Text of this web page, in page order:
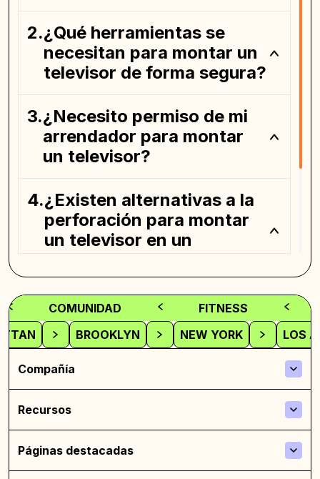
¿Qué herramientas se
necesitan para montar un
televisor de forma segura?
¿Necesito permiso de mi
arrendador para montar
un televisor?
¿Existen alternativas a la
perforación para montar
un televisor en un
apartamento?
¿Cómo puedo ocultar los
cables de TV para una
apariencia más limpia?
COMUNIDAD
FITNESS
LOS
NEW YORK
BROOKLYN
Compañía
Recursos
Páginas destacadas